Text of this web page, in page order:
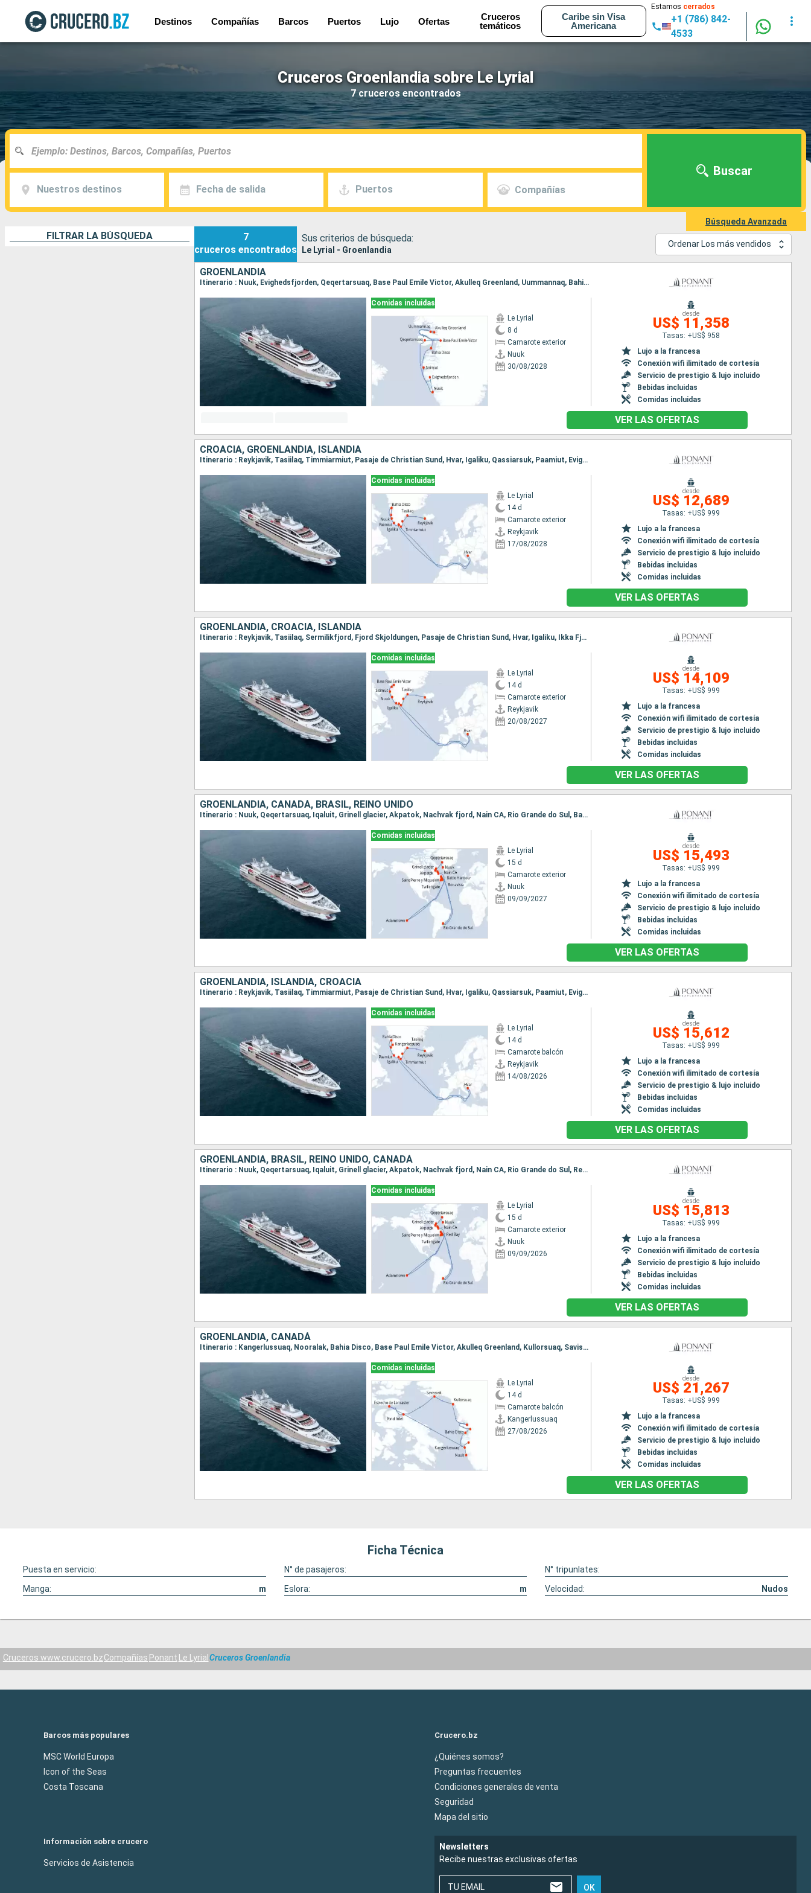
Destinos Compañías Barcos Puertos Lujo Ofertas
Cruceros
temáticos
Caribe sin Visa
Americana
Estamos cerrados
+1 (786) 842-
4533
Cruceros Groenlandia sobre Le Lyrial
7 cruceros encontrados
Nuestros destinos Fecha de salida Puertos Compañías
Buscar
Búsqueda Avanzada
FILTRAR LA BÚSQUEDA
7
cruceros encontrados
Sus criterios de búsqueda:
Le Lyrial - Groenlandia
Ordenar Los más vendidos
GROENLANDIA
Itinerario : Nuuk, Evighedsfjorden, Qeqertarsuaq, Base Paul Emile Victor, Akulleq Greenland, Uummannaq, Bahia Disco, Sisimiut, Nuuk
Comidas incluidas
Le Lyrial
8 d
Camarote exterior
Nuuk
30/08/2028
desde
US$ 11,358
Tasas: +US$ 958
Lujo a la francesa
Conexión wifi ilimitado de cortesía
Servicio de prestigio & lujo incluido
Bebidas incluidas
Comidas incluidas
VER LAS OFERTAS
CROACIA, GROENLANDIA, ISLANDIA
Itinerario : Reykjavik, Tasiilaq, Timmiarmiut, Pasaje de Christian Sund, Hvar, Igaliku, Qassiarsuk, Paamiut, Evighedsfjorden, Bahia Disco, Nooralak, Nuuk
Comidas incluidas
Le Lyrial
14 d
Camarote exterior
Reykjavik
17/08/2028
desde
US$ 12,689
Tasas: +US$ 999
Lujo a la francesa
Conexión wifi ilimitado de cortesía
Servicio de prestigio & lujo incluido
Bebidas incluidas
Comidas incluidas
VER LAS OFERTAS
GROENLANDIA, CROACIA, ISLANDIA
Itinerario : Reykjavik, Tasiilaq, Sermilikfjord, Fjord Skjoldungen, Pasaje de Christian Sund, Hvar, Igaliku, Ikka Fjord Groenland, Nuuk, Sisimiut, Base Paul Emile Victor, Bahia Disco, Nooralak, Nuuk
Comidas incluidas
Le Lyrial
14 d
Camarote exterior
Reykjavik
20/08/2027
desde
US$ 14,109
Tasas: +US$ 999
Lujo a la francesa
Conexión wifi ilimitado de cortesía
Servicio de prestigio & lujo incluido
Bebidas incluidas
Comidas incluidas
VER LAS OFERTAS
GROENLANDIA, CANADÁ, BRASIL, REINO UNIDO
Itinerario : Nuuk, Qeqertarsuaq, Iqaluit, Grinell glacier, Akpatok, Nachvak fjord, Nain CA, Rio Grande do Sul, Battle Harbour, Adamstown, Twillengate, Bonavista, St Johns, Saint Pierre y Miquelon
Comidas incluidas
Le Lyrial
15 d
Camarote exterior
Nuuk
09/09/2027
desde
US$ 15,493
Tasas: +US$ 999
Lujo a la francesa
Conexión wifi ilimitado de cortesía
Servicio de prestigio & lujo incluido
Bebidas incluidas
Comidas incluidas
VER LAS OFERTAS
GROENLANDIA, ISLANDIA, CROACIA
Itinerario : Reykjavik, Tasiilaq, Timmiarmiut, Pasaje de Christian Sund, Hvar, Igaliku, Qassiarsuk, Paamiut, Evighedsfjorden, Bahia Disco, Nooralak, Kangerlussuaq
Comidas incluidas
Le Lyrial
14 d
Camarote balcón
Reykjavik
14/08/2026
desde
US$ 15,612
Tasas: +US$ 999
Lujo a la francesa
Conexión wifi ilimitado de cortesía
Servicio de prestigio & lujo incluido
Bebidas incluidas
Comidas incluidas
VER LAS OFERTAS
GROENLANDIA, BRASIL, REINO UNIDO, CANADÁ
Itinerario : Nuuk, Qeqertarsuaq, Iqaluit, Grinell glacier, Akpatok, Nachvak fjord, Nain CA, Rio Grande do Sul, Red Bay, Adamstown, Twillengate, Baie de Trinity, St Johns, Saint Pierre y Miquelon
Comidas incluidas
Le Lyrial
15 d
Camarote exterior
Nuuk
09/09/2026
desde
US$ 15,813
Tasas: +US$ 999
Lujo a la francesa
Conexión wifi ilimitado de cortesía
Servicio de prestigio & lujo incluido
Bebidas incluidas
Comidas incluidas
VER LAS OFERTAS
GROENLANDIA, CANADÁ
Itinerario : Kangerlussuaq, Nooralak, Bahia Disco, Base Paul Emile Victor, Akulleq Greenland, Kullorsuaq, Savissivik, Pond Inlet, Estrecho de Lancaster, Evighedsfjorden, Nuuk
Comidas incluidas
Le Lyrial
14 d
Camarote balcón
Kangerlussuaq
27/08/2026
desde
US$ 21,267
Tasas: +US$ 999
Lujo a la francesa
Conexión wifi ilimitado de cortesía
Servicio de prestigio & lujo incluido
Bebidas incluidas
Comidas incluidas
VER LAS OFERTAS
Ficha Técnica
Puesta en servicio: N° de pasajeros:
N° tripunlates:
Manga:
m Eslora: m Velocidad: Nudos
Cruceros www.crucero.bzCompañías Ponant Le Lyrial Cruceros Groenlandia
Barcos más populares
MSC World Europa
Icon of the Seas
Costa Toscana
Crucero.bz
¿Quiénes somos?
Preguntas frecuentes
Condiciones generales de venta
Seguridad
Mapa del sitio
Información sobre crucero
Servicios de Asistencia
Newsletters
Recibe nuestras exclusivas ofertas
TU EMAIL OK